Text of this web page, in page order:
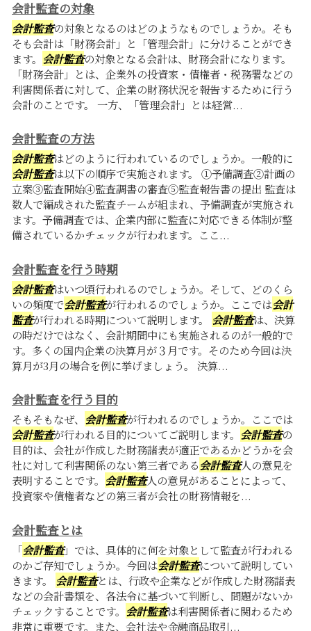
会計監査の対象
会計監査の対象となるのはどのようなものでしょうか。そも
そも会計は「財務会計」と「管理会計」に分けることができ
ます。 会計監査の対象となる会計は、財務会計になります。
「財務会計」とは、企業外の投資家・債権者・税務署などの
利害関係者に対して、企業の財務状況を報告するために行う
会計のことです。 一方、「管理会計」とは経営...
会計監査の方法
会計監査はどのように行われているのでしょうか。一般的に
会計監査は以下の順序で実施されます。 ①予備調査②計画の
立案③監査開始④監査調書の審査⑤監査報告書の提出 監査は
数人で編成された監査チームが組まれ、予備調査が実施され
ます。予備調査では、企業内部に監査に対応できる体制が整
備されているかチェックが行われます。ここ...
会計監査を行う時期
会計監査はいつ頃行われるのでしょうか。そして、どのくら
いの頻度で会計監査が行われるのでしょうか。ここでは会計
監査が行われる時期について説明します。 会計監査は、決算
の時だけではなく、会計期間中にも実施されるのが一般的で
す。多くの国内企業の決算月が３月です。そのため今回は決
算月が3月の場合を例に挙げましょう。 決算...
会計監査を行う目的
そもそもなぜ、 会計監査が行われるのでしょうか。ここでは
会計監査が行われる目的についてご説明します。 会計監査の
目的は、会社が作成した財務諸表が適正であるかどうかを会
社に対して利害関係のない第三者である会計監査人の意見を
表明することです。 会計監査人の意見があることによって、
投資家や債権者などの第三者が会社の財務情報を...
会計監査とは
「会計監査」では、具体的に何を対象として監査が行われる
のかご存知でしょうか。今回は会計監査について説明してい
きます。 会計監査とは、行政や企業などが作成した財務諸表
などの会計書類を、各法令に基づいて判断し、問題がないか
チェックすることです。 会計監査は利害関係者に関わるため
非常に重要です。また、会社法や金融商品取引...